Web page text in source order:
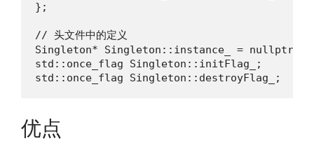
};
// 头文件中的定义
Singleton* Singleton::instance_ = nullptr;
std::once_flag Singleton::initFlag_;
std::once_flag Singleton::destroyFlag_;
优点